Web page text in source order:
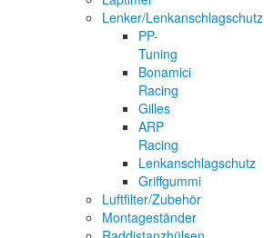
Lenker/Lenkanschlagschutz
PP-
Tuning
Bonamici
Racing
Gilles
ARP
Racing
Lenkanschlagschutz
Griffgummi
Luftfilter/Zubehör
Montageständer